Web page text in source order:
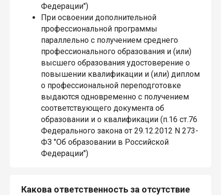
Федерации")
При освоении дополнительной
профессиональной программы
параллельно с получением среднего
профессионального образования и (или)
высшего образования удостоверение о
повышении квалификации и (или) диплом
о профессиональной переподготовке
выдаются одновременно с получением
соответствующего документа об
образовании и о квалификации (п.16 ст.76
Федерального закона от 29.12.2012 N 273-
ФЗ "Об образовании в Российской
Федерации")
Какова ответственность за отсутствие